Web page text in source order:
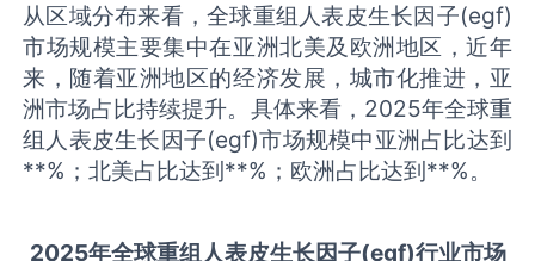
从区域分布来看，全球重组人表皮生长因子(egf)
市场规模主要集中在亚洲北美及欧洲地区，近年
来，随着亚洲地区的经济发展，城市化推进，亚
洲市场占比持续提升。具体来看，2025年全球重
组人表皮生长因子(egf)市场规模中亚洲占比达到
**%；北美占比达到**%；欧洲占比达到**%。
2025年全球重组人表皮生长因子(egf)行业市场